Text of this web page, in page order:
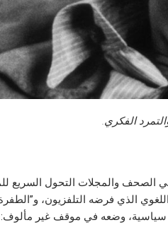
الفكري.
في الصحف والمجلات التحول السريع
الذي فرضه التلفزيون،
سياسية، وضعه في موقف غير مألوف: